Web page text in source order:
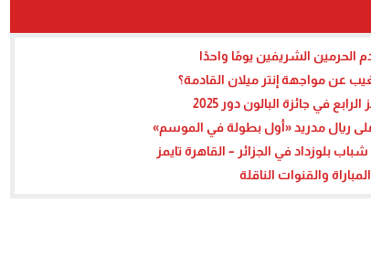
الحرمين الشريفين يومًا واحدًا
عن مواجهة إنتر ميلان القادمة؟
في جائزة البالون دور 2025
ريال مدريد «أول بطولة في الموسم»
بلوزداد في الجزائر – القاهرة تايمز
والقنوات الناقلة